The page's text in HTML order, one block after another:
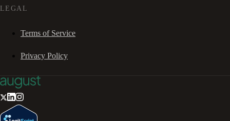
LEGAL
Terms of Service
Privacy Policy